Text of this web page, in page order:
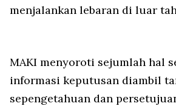
menjalankan lebaran di luar
MAKI menyoroti sejumlah hal
informasi keputusan diambil
sepengetahuan dan